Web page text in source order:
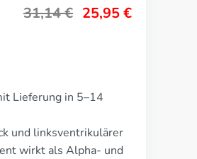
31,14€ 25,95€
Lieferung in 5–14
und linksventrikulärer
wirkt als Alpha- und